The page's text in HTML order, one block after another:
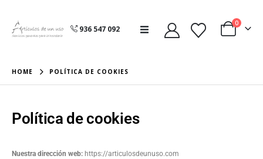
936 547 092
0
HOME POLÍTICA DE COOKIES
Política de cookies
Nuestra dirección web: https://articulosdeunuso.com